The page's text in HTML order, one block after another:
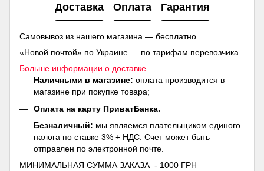
Доставка Оплата Гарантия
Самовывоз из нашего магазина — бесплатно.
«Новой почтой» по Украине — по тарифам перевозчика.
Больше информации о доставке
Наличными в магазине: оплата производится в
магазине при покупке товара;
Оплата на карту ПриватБанка.
Безналичный: мы являемся плательщиком единого
налога по ставке 3% + НДС. Счет может быть
отправлен по электронной почте.
МИНИМАЛЬНАЯ СУММА ЗАКАЗА - 1000 ГРН